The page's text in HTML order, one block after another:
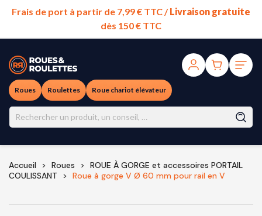
Frais de port à partir de 7,99 € TTC /Livraison gratuite
dès 150 € TTC
Roues Roulettes Roue chariot élévateur
Accueil Roues
ROUE À GORGE et accessoires PORTAIL
COULISSANT
Roue à gorge V Ø 60 mm pour rail en V